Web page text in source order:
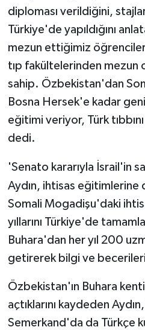
diploması verildiğini,
Türkiye'de yapıldığını
mezun ettiğimiz
tıp fakültelerinden mezun
sahip. Özbekistan'dan
Bosna Hersek'e kadar
eğitimi veriyor, Türk
dedi.
'Senato kararıyla İsrail'in
Aydın, ihtisas
Somali Mogadişu'daki
yıllarını Türkiye'de
Buhara'dan her yıl 200
getirerek bilgi ve
Özbekistan'ın Buhara
açtıklarını kaydeden
Semerkand'da da Türkçe